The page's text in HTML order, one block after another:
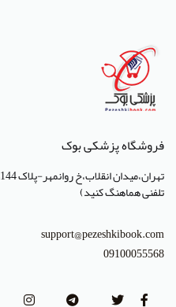
انتشارات پروژه
انتشارات تیمورزاده
انتشارات پرستش
انتشارات Wiley-Blackwell
انتشارات آثار سبحان
فروشگاه پزشکی بوک
تلفنی هماهنگ کنید)
support@pezeshkibook.com
09100055568